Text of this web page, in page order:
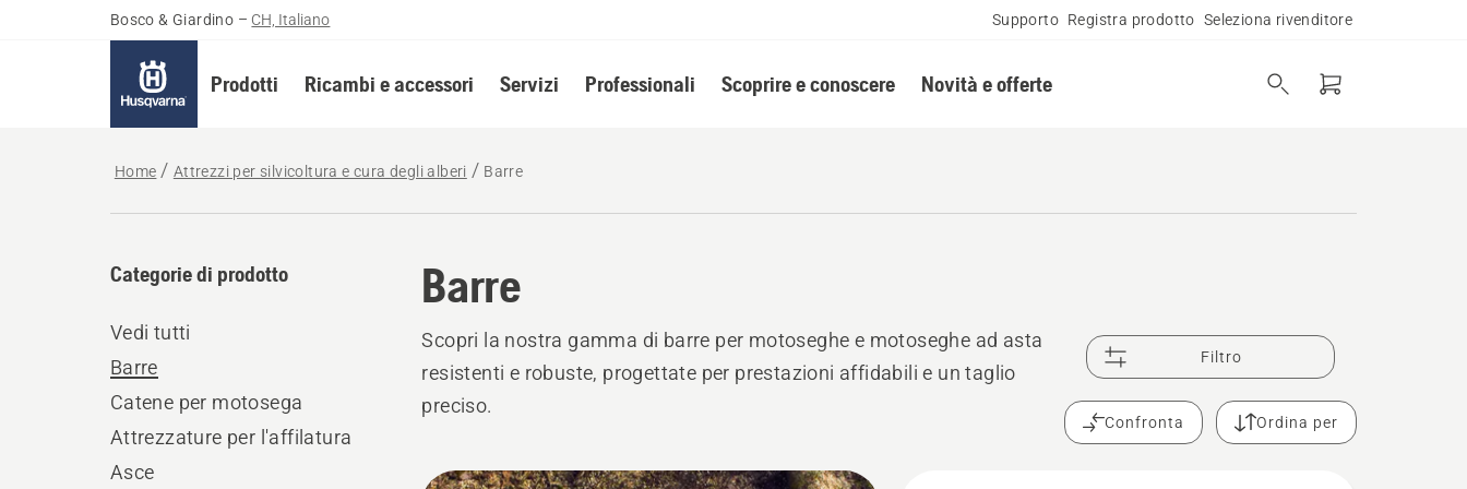
Bosco & Giardino – CH, Italiano Supporto Registra prodotto Seleziona rivenditore
Prodotti Ricambi e accessori Servizi Professionali Scoprire e conoscere Novità e offerte
Home Attrezzi per silvicoltura e cura degli alberi Barre
Barre
Categorie di prodotto
Vedi tutti
Barre
Catene per motosega
Attrezzature per l'affilatura
Asce
Scopri la nostra gamma di barre per motoseghe e motoseghe ad asta
resistenti e robuste, progettate per prestazioni affidabili e un taglio
preciso.
Filtro
Confronta Ordina per